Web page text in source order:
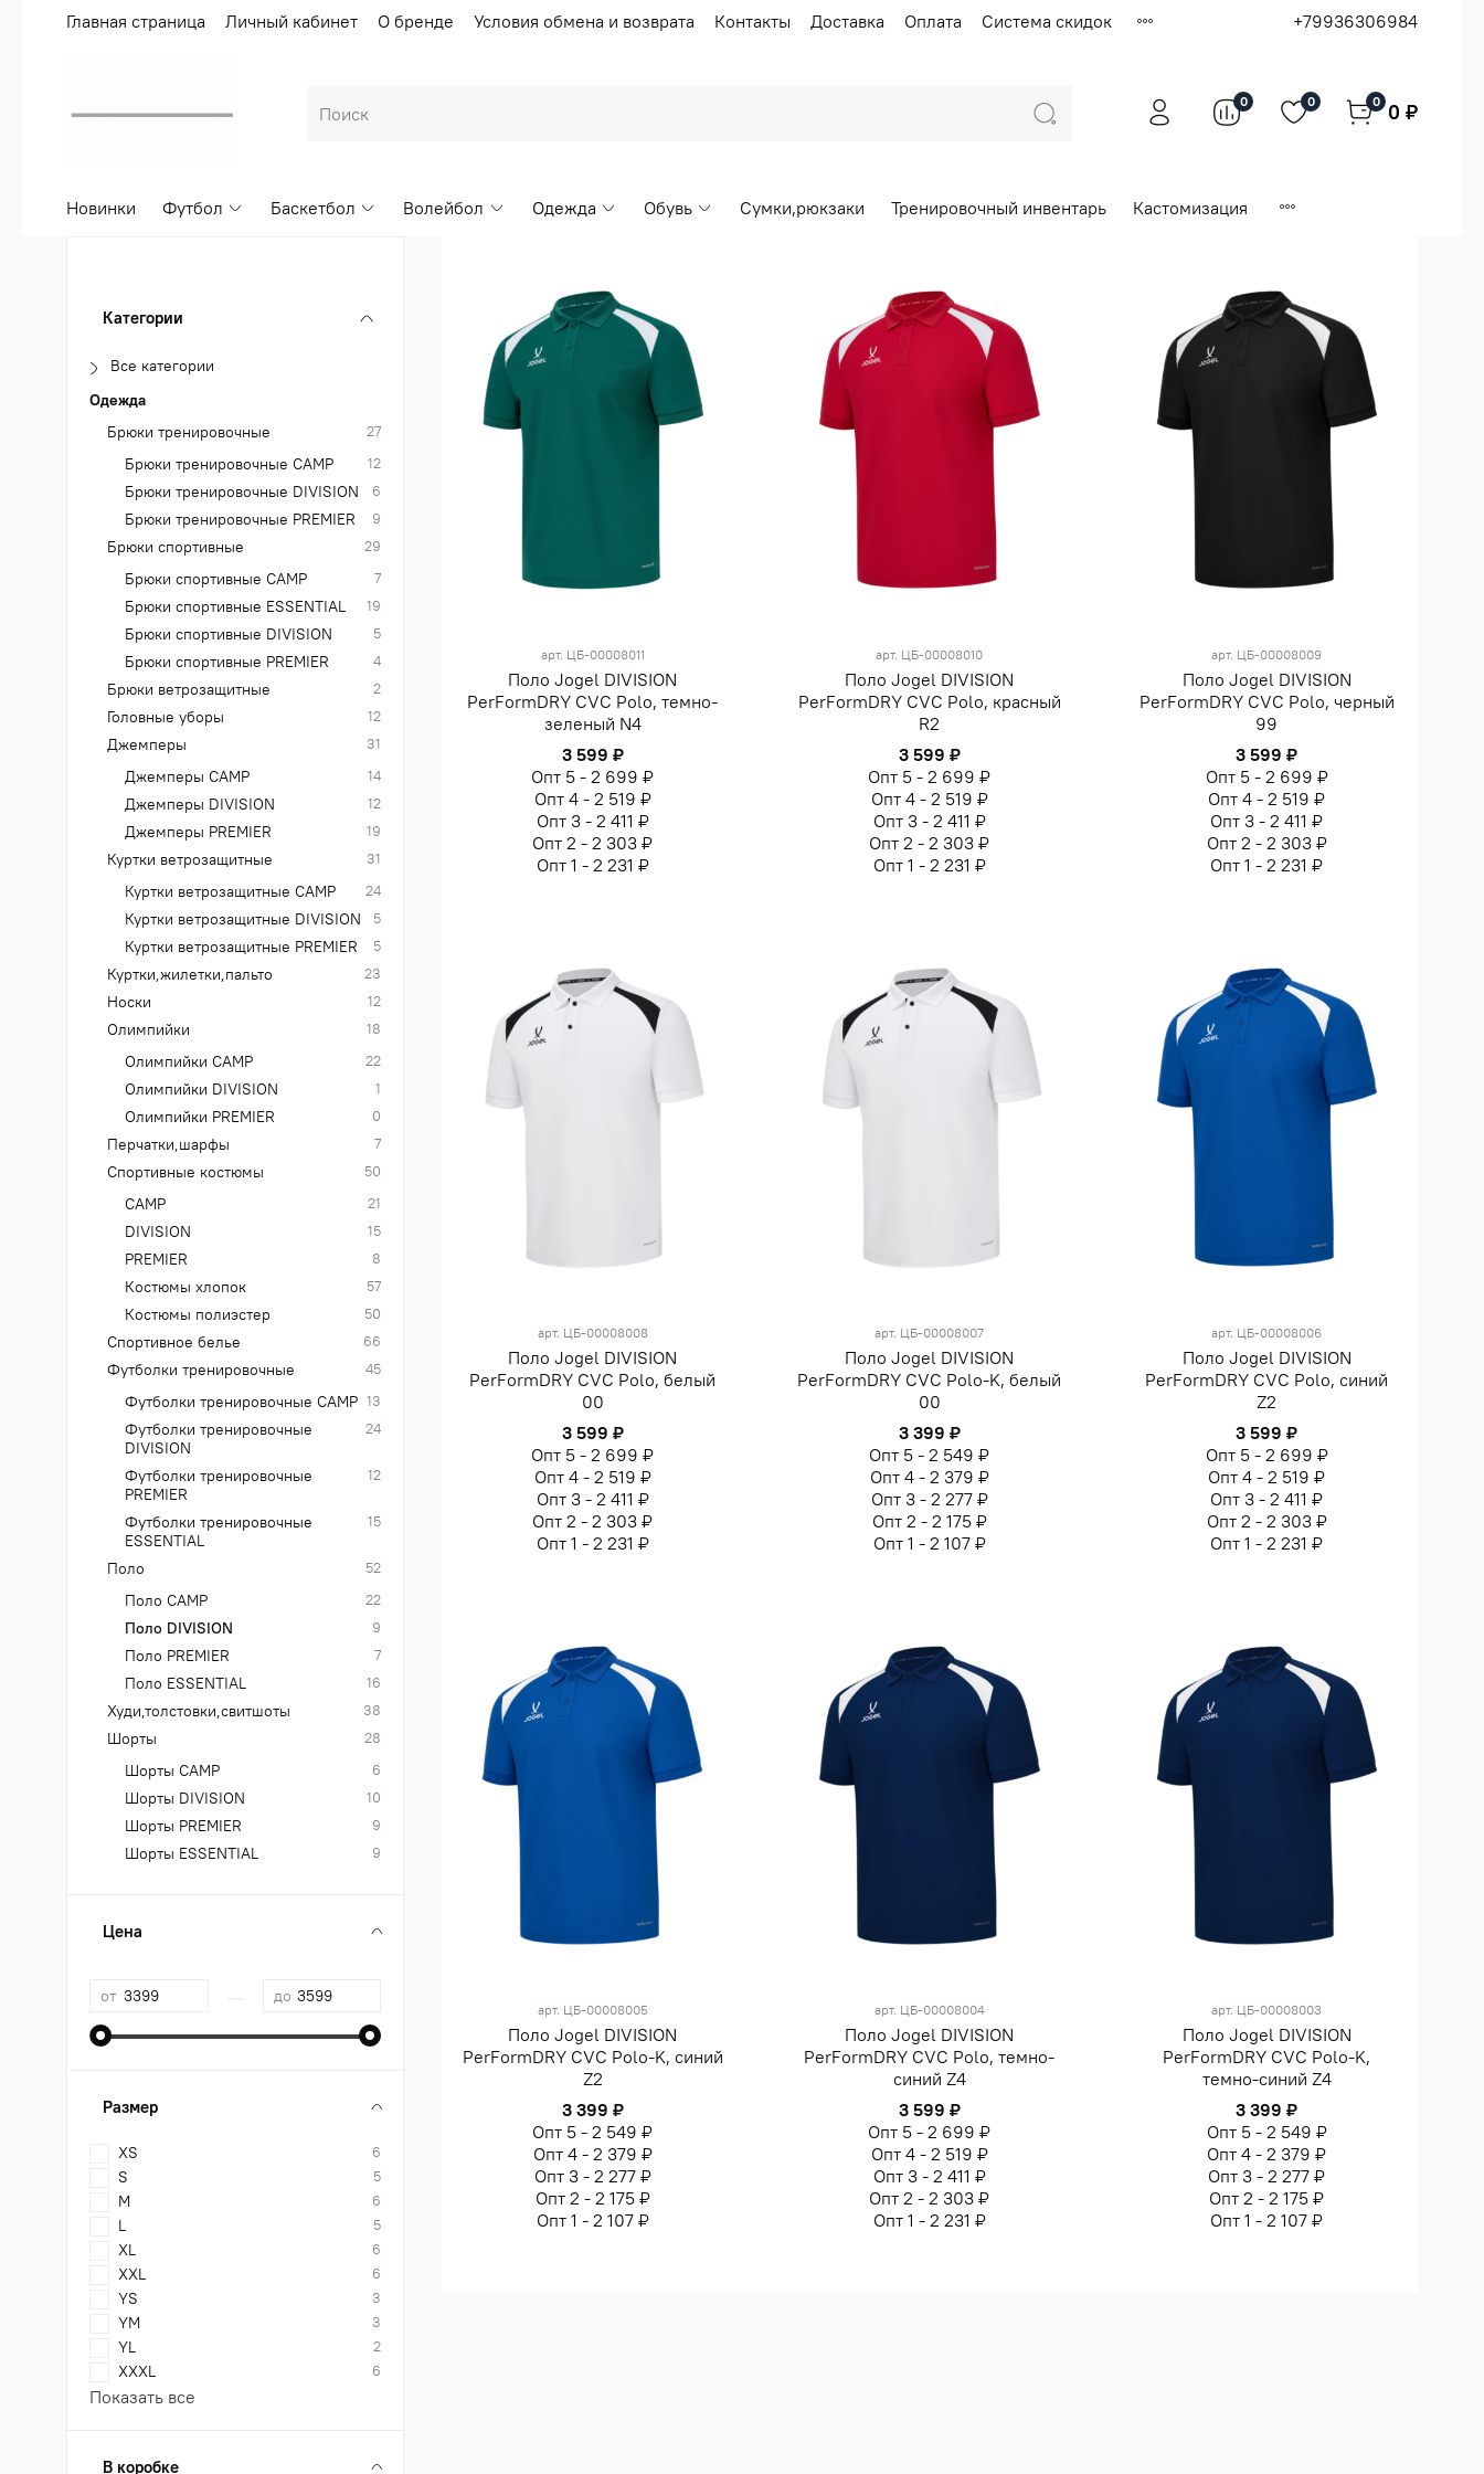
Главная страница Личный кабинет О бренде Условия обмена и возврата Контакты Доставка Оплата Система скидок +79936306984
0 0 0 0 ₽
Новинки Футбол Баскетбол Волейбол Одежда Обувь Сумки,рюкзаки Тренировочный инвентарь Кастомизация
арт. ЦБ-00008011
Поло Jogel DIVISION
PerFormDRY CVC Polo, темно-
зеленый N4
3 599 ₽
Опт 5 - 2 699 ₽
Опт 4 - 2 519 ₽
Опт 3 - 2 411 ₽
Опт 2 - 2 303 ₽
Опт 1 - 2 231 ₽
арт. ЦБ-00008010
Поло Jogel DIVISION
PerFormDRY CVC Polo, красный
R2
3 599 ₽
Опт 5 - 2 699 ₽
Опт 4 - 2 519 ₽
Опт 3 - 2 411 ₽
Опт 2 - 2 303 ₽
Опт 1 - 2 231 ₽
арт. ЦБ-00008009
Поло Jogel DIVISION
PerFormDRY CVC Polo, черный
99
3 599 ₽
Опт 5 - 2 699 ₽
Опт 4 - 2 519 ₽
Опт 3 - 2 411 ₽
Опт 2 - 2 303 ₽
Опт 1 - 2 231 ₽
арт. ЦБ-00008008
Поло Jogel DIVISION
PerFormDRY CVC Polo, белый
00
3 599 ₽
Опт 5 - 2 699 ₽
Опт 4 - 2 519 ₽
Опт 3 - 2 411 ₽
Опт 2 - 2 303 ₽
Опт 1 - 2 231 ₽
арт. ЦБ-00008007
Поло Jogel DIVISION
PerFormDRY CVC Polo-K, белый
00
3 399 ₽
Опт 5 - 2 549 ₽
Опт 4 - 2 379 ₽
Опт 3 - 2 277 ₽
Опт 2 - 2 175 ₽
Опт 1 - 2 107 ₽
арт. ЦБ-00008006
Поло Jogel DIVISION
PerFormDRY CVC Polo, синий
Z2
3 599 ₽
Опт 5 - 2 699 ₽
Опт 4 - 2 519 ₽
Опт 3 - 2 411 ₽
Опт 2 - 2 303 ₽
Опт 1 - 2 231 ₽
арт. ЦБ-00008005
Поло Jogel DIVISION
PerFormDRY CVC Polo-K, синий
Z2
3 399 ₽
Опт 5 - 2 549 ₽
Опт 4 - 2 379 ₽
Опт 3 - 2 277 ₽
Опт 2 - 2 175 ₽
Опт 1 - 2 107 ₽
арт. ЦБ-00008004
Поло Jogel DIVISION
PerFormDRY CVC Polo, темно-
синий Z4
3 599 ₽
Опт 5 - 2 699 ₽
Опт 4 - 2 519 ₽
Опт 3 - 2 411 ₽
Опт 2 - 2 303 ₽
Опт 1 - 2 231 ₽
арт. ЦБ-00008003
Поло Jogel DIVISION
PerFormDRY CVC Polo-K,
темно-синий Z4
3 399 ₽
Опт 5 - 2 549 ₽
Опт 4 - 2 379 ₽
Опт 3 - 2 277 ₽
Опт 2 - 2 175 ₽
Опт 1 - 2 107 ₽
Категории
Все категории
Одежда
Брюки тренировочные
27
Брюки тренировочные CAMP 12
Брюки тренировочные DIVISION 6
Брюки тренировочные PREMIER 9
Брюки спортивные 29
Брюки спортивные CAMP 7
Брюки спортивные ESSENTIAL 19
Брюки спортивные DIVISION 5
Брюки спортивные PREMIER 4
Брюки ветрозащитные 2
Головные уборы 12
Джемперы 31
Джемперы CAMP 14
Джемперы DIVISION 12
Джемперы PREMIER 19
Куртки ветрозащитные 31
Куртки ветрозащитные CAMP 24
Куртки ветрозащитные DIVISION 5
Куртки ветрозащитные PREMIER 5
Куртки,жилетки,пальто 23
Носки 12
Олимпийки 18
Олимпийки CAMP 22
Олимпийки DIVISION 1
Олимпийки PREMIER 0
Перчатки,шарфы 7
Спортивные костюмы 50
CAMP 21
DIVISION 15
PREMIER 8
Костюмы хлопок 57
Костюмы полиэстер 50
Спортивное белье 66
Футболки тренировочные 45
Футболки тренировочные CAMP 13
Футболки тренировочные
DIVISION
24
Футболки тренировочные
PREMIER
12
Футболки тренировочные
ESSENTIAL
15
Поло 52
Поло CAMP 22
Поло DIVISION 9
Поло PREMIER 7
Поло ESSENTIAL 16
Худи,толстовки,свитшоты 38
Шорты 28
Шорты CAMP 6
Шорты DIVISION 10
Шорты PREMIER 9
Шорты ESSENTIAL 9
Цена
от до
Размер
XS 6
S 5
M 6
L 5
XL 6
XXL 6
YS 3
YM 3
YL 2
XXXL 6
Показать все
В коробке